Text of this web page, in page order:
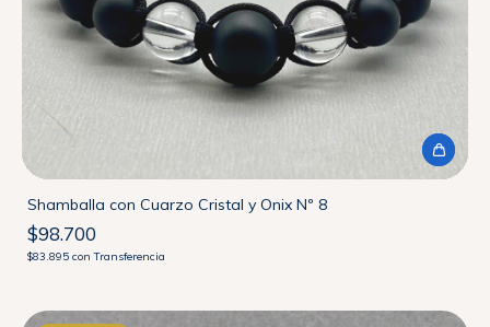
Shamballa con Cuarzo Cristal y Onix Nº 8
$98.700
$83.895 con Transferencia